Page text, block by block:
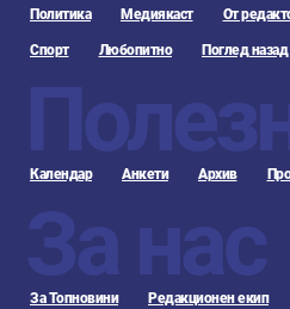
Политика Медиякаст От
Спорт Любопитно Поглед назад
Календар Анкети Архив
За нас
За Топновини Редакционен екип